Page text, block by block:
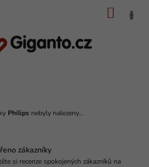
Philips nebyly nalezeny...
zákazníky
si recenze spokojených zákazníků na